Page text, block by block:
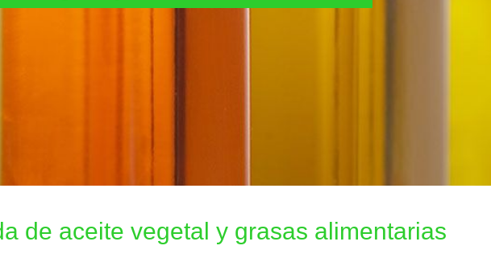
de aceite vegetal y grasas alimentarias